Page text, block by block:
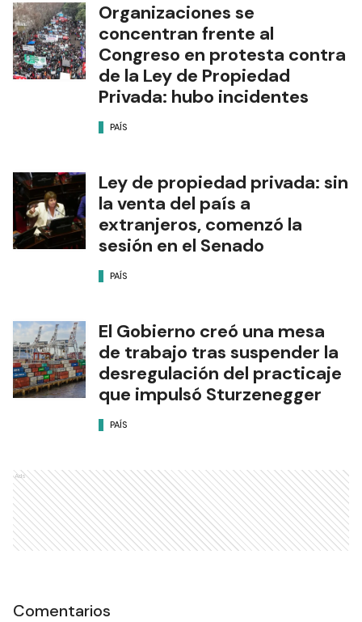
Organizaciones se
concentran frente al
Congreso en protesta contra
de la Ley de Propiedad
Privada: hubo incidentes
PAÍS
Ley de propiedad privada: sin
la venta del país a
extranjeros, comenzó la
sesión en el Senado
PAÍS
El Gobierno creó una mesa
de trabajo tras suspender la
desregulación del practicaje
que impulsó Sturzenegger
PAÍS
Ads
Comentarios